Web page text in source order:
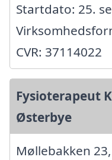
Startdato: 25.
CVR: 37114022
Fysioterapeut
Østerbye
Møllebakken